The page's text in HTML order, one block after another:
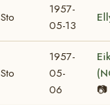
Sto
1957-
05-13
Sto
1957-
05-
06
📷